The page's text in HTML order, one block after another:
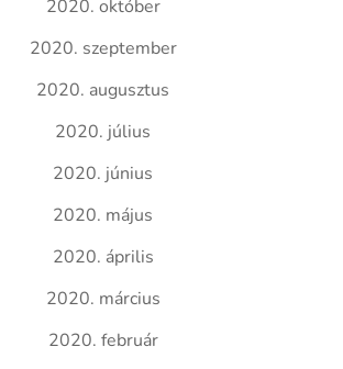
2020. október
2020. szeptember
2020. augusztus
2020. július
2020. június
2020. május
2020. április
2020. március
2020. február